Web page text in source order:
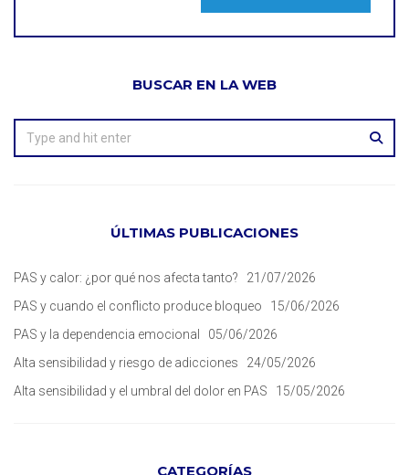
BUSCAR EN LA WEB
ÚLTIMAS PUBLICACIONES
PAS y calor: ¿por qué nos afecta tanto?
21/07/2026
PAS y cuando el conflicto produce bloqueo
15/06/2026
PAS y la dependencia emocional
05/06/2026
Alta sensibilidad y riesgo de adicciones
24/05/2026
Alta sensibilidad y el umbral del dolor en PAS
15/05/2026
CATEGORÍAS